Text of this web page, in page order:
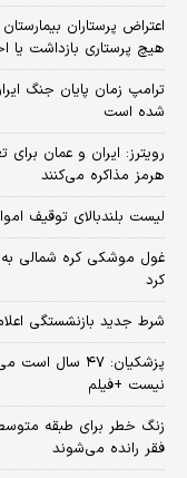
اعتراض پرستاران
هیچ پرستاری بازداشت یا
ترامپ زمان پایان جنگ
شده است
هرمز مذاکره می‌کنند
لیست بلندبالای توقیف
غول موشکی کره شمالی
کرد
شرط جدید بازنشستگی
پزشکیان: ۴۷
نیست +فیلم
زنگ خطر برای طبقه
فقر رانده می‌شوند